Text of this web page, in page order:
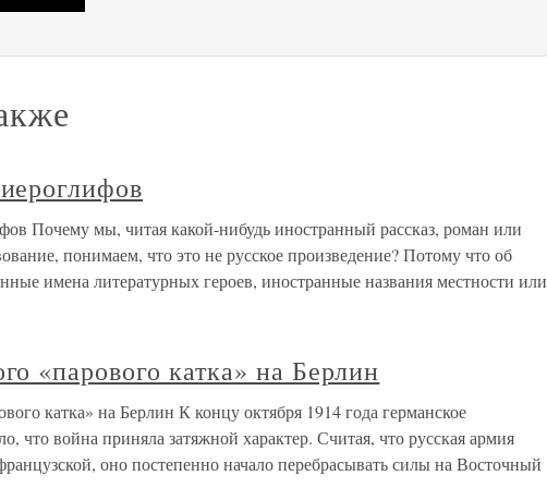
Почему мы, читая какой-нибудь иностранный рассказ, роман или
понимаем, что это не русское произведение? Потому что об
имена литературных героев, иностранные названия местности или
«парового катка» на Берлин
катка» на Берлин К концу октября 1914 года германское
что война приняла затяжной характер. Считая, что русская армия
оно постепенно начало перебрасывать силы на Восточный